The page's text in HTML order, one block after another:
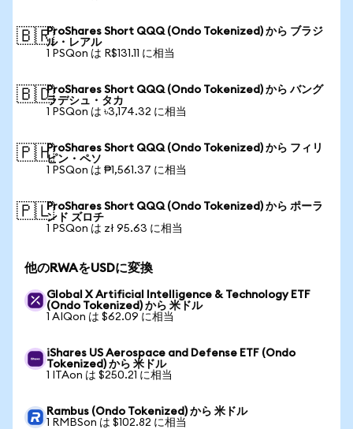
🇧🇷ProShares Short QQQ (Ondo Tokenized) から ブラジ
ル・レアル
1 PSQon は R$131.11 に相当
🇧🇩ProShares Short QQQ (Ondo Tokenized) から バング
ラデシュ・タカ
1 PSQon は ৳3,174.32 に相当
🇵🇭ProShares Short QQQ (Ondo Tokenized) から フィリ
ピン・ペソ
1 PSQon は ₱1,561.37 に相当
🇵🇱ProShares Short QQQ (Ondo Tokenized) から ポーラ
ンド ズロチ
1 PSQon は zł 95.63 に相当
他のRWAをUSDに変換
Global X Artificial Intelligence & Technology ETF
(Ondo Tokenized) から 米ドル
1 AIQon は $62.09 に相当
iShares US Aerospace and Defense ETF (Ondo
Tokenized) から 米ドル
1 ITAon は $250.21 に相当
Rambus (Ondo Tokenized) から 米ドル
1 RMBSon は $102.82 に相当